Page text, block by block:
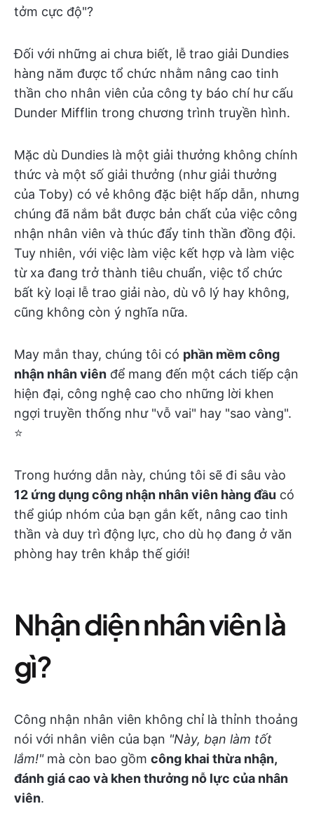
tởm cực độ"?
Đối với những ai chưa biết, lễ trao giải Dundies
hàng năm được tổ chức nhằm nâng cao tinh
thần cho nhân viên của công ty báo chí hư cấu
Dunder Mifflin trong chương trình truyền hình.
Mặc dù Dundies là một giải thưởng không chính
thức và một số giải thưởng (như giải thưởng
của Toby) có vẻ không đặc biệt hấp dẫn, nhưng
chúng đã nắm bắt được bản chất của việc công
nhận nhân viên và thúc đẩy tinh thần đồng đội.
Tuy nhiên, với việc làm việc kết hợp và làm việc
từ xa đang trở thành tiêu chuẩn, việc tổ chức
bất kỳ loại lễ trao giải nào, dù vô lý hay không,
cũng không còn ý nghĩa nữa.
May mắn thay, chúng tôi có phần mềm công
nhận nhân viên để mang đến một cách tiếp cận
hiện đại, công nghệ cao cho những lời khen
ngợi truyền thống như "vỗ vai" hay "sao vàng".
⭐️
Trong hướng dẫn này, chúng tôi sẽ đi sâu vào
12 ứng dụng công nhận nhân viên hàng đầu có
thể giúp nhóm của bạn gắn kết, nâng cao tinh
thần và duy trì động lực, cho dù họ đang ở văn
phòng hay trên khắp thế giới!
Nhận diện nhân viên là
gì?
Công nhận nhân viên không chỉ là thỉnh thoảng
nói với nhân viên của bạn "Này, bạn làm tốt
lắm!"mà còn bao gồm công khai thừa nhận,
đánh giá cao và khen thưởng nỗ lực của nhân
viên.